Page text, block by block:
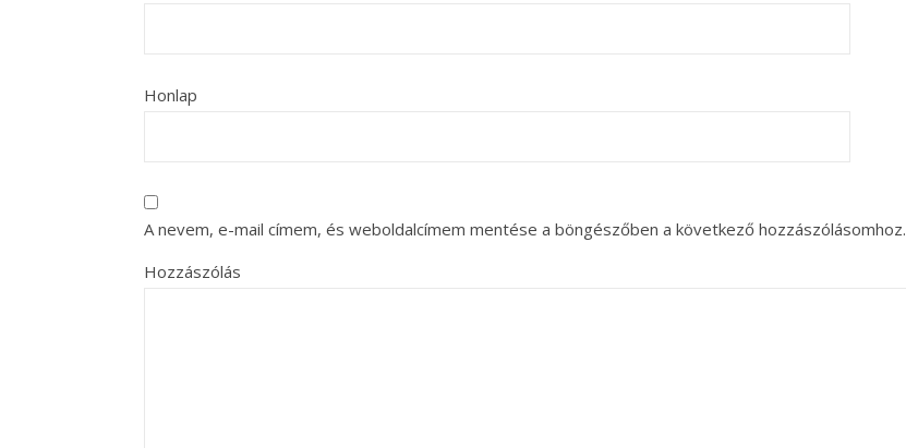
Honlap
A nevem, e-mail címem, és weboldalcímem mentése a böngészőben a következő hozzászólásomhoz.
Hozzászólás